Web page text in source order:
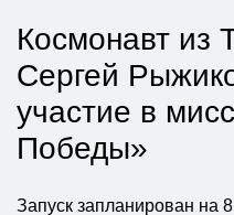
Космонавт из
Сергей
участие в
Победы»
Запуск запланирован на